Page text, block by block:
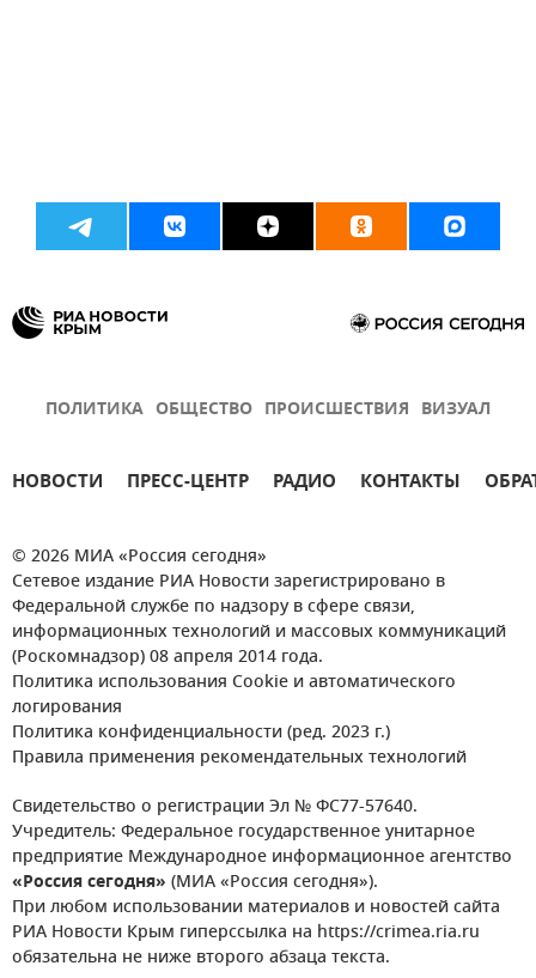
ПОЛИТИКА ОБЩЕСТВО ПРОИСШЕСТВИЯ ВИЗУАЛ
НОВОСТИ ПРЕСС-ЦЕНТР РАДИО КОНТАКТЫ
© 2026 МИА «Россия сегодня»
Сетевое издание РИА Новости зарегистрировано в
Федеральной службе по надзору в сфере связи,
информационных технологий и массовых коммуникаций
(Роскомнадзор) 08 апреля 2014 года.
Политика использования Cookie и автоматического
логирования
Политика конфиденциальности (ред. 2023 г.)
Правила применения рекомендательных технологий
Свидетельство о регистрации Эл № ФС77-57640.
Учредитель: Федеральное государственное унитарное
предприятие Международное информационное агентство
«Россия сегодня» (МИА «Россия сегодня»).
При любом использовании материалов и новостей сайта
РИА Новости Крым гиперссылка на https://crimea.ria.ru
обязательна не ниже второго абзаца текста.